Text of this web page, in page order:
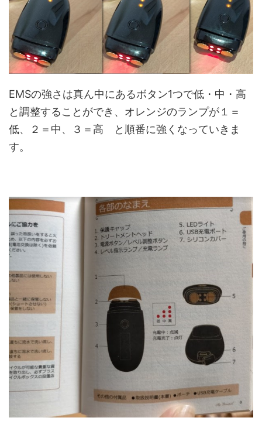
EMSの強さは真ん中にあるボタン1つで低・中・高
と調整することができ、オレンジのランプが１＝
低、２＝中、３＝高 と順番に強くなっていきま
す。